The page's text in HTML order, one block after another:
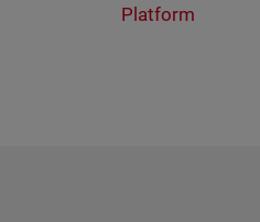
Platform